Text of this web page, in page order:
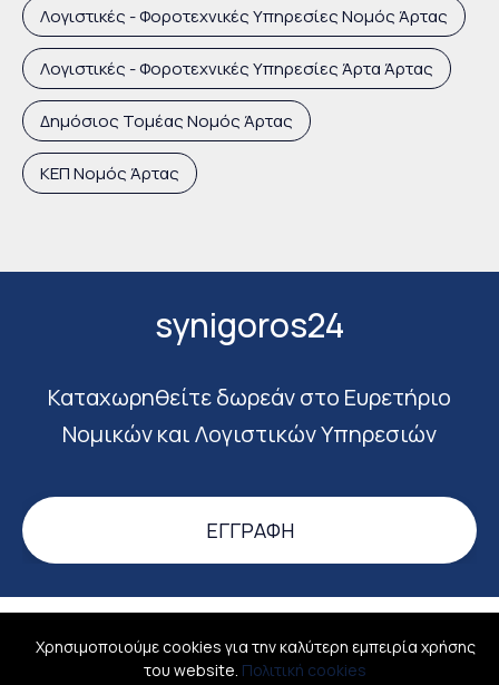
Λογιστικές - Φοροτεχνικές Υπηρεσίες Νομός Άρτας
Λογιστικές - Φοροτεχνικές Υπηρεσίες Άρτα Άρτας
Δημόσιος Τομέας Νομός Άρτας
ΚΕΠ Νομός Άρτας
synigoros24
Καταχωρηθείτε δωρεάν στο Ευρετήριο
Νομικών και Λογιστικών Υπηρεσιών
ΕΓΓΡΑΦΉ
Σύνδεση Σχετικά Όροι χρήσης
Επικοινωνία
Χρησιμοποιούμε cookies για την καλύτερη εμπειρία χρήσης
του website. Πολιτική cookies